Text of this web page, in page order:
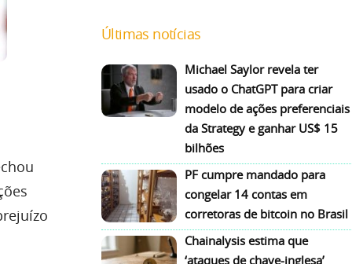
Últimas notícias
Michael Saylor revela ter
usado o ChatGPT para criar
modelo de ações preferenciais
da Strategy e ganhar US$ 15
bilhões
PF cumpre mandado para
congelar 14 contas em
corretoras de bitcoin no Brasil
Chainalysis estima que
‘ataques de chave-inglesa’